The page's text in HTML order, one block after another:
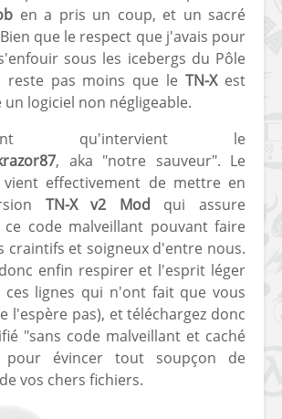
en a pris un coup, et un sacré
que le respect que j'avais pour
sous les icebergs du Pôle
reste pas moins que leTN-Xest
logiciel non négligeable.
qu'intervient le
, aka "notre sauveur". Le
vient effectivement de mettre en
TN-X v2 Mod qui assure
ce code malveillant pouvant faire
craintifs et soigneux d'entre nous.
enfin respirer et l'esprit léger
lignes qui n'ont fait que vous
l'espère pas), et téléchargez donc
"sans code malveillant et caché
pour évincer tout soupçon de
vos chers fichiers.